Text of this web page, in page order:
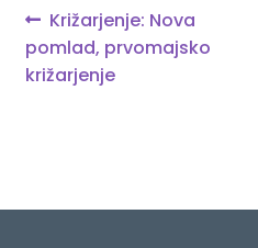
Navigacija
prispevka
Previous
post:
Križarjenje: Nova
pomlad, prvomajsko
križarjenje